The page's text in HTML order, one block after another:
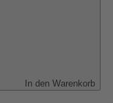
In den Warenkorb